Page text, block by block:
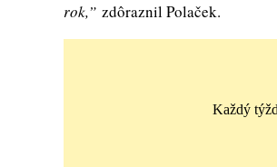
rok,” zdôraznil Polaček.
Každý